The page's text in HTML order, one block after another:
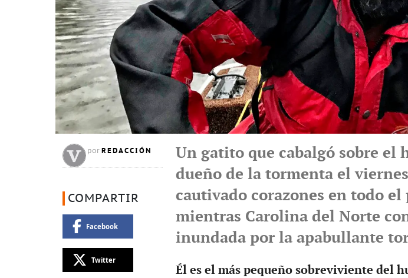
por REDACCIÓN
COMPARTIR
Facebook
Twitter
Un gatito que cabalgó sobre el
dueño de la tormenta el
cautivado corazones en todo el
mientras Carolina del Norte
inundada por la apabullante
Él es el más pequeño sobreviviente del